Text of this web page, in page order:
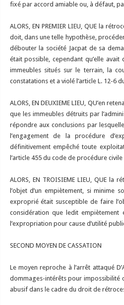
fixé par accord amiable ou, à défaut,
ALORS, EN PREMIER LIEU, QUE la
doit, dans une telle hypothèse,
débouter la société Jacpat de sa
était possible, cependant qu’elle
immeubles situés sur le terrain, la
constatations et a violé l’article L. 12-6
ALORS, EN DEUXIEME LIEU, QU’en
que les immeubles détruits par
répondre aux conclusions par
l’engagement de la procédure
définitivement empêché toute
l’article 455 du code de procédure civile
ALORS, EN TROISIEME LIEU, QUE
l’objet d’un empiètement, si minime
exproprié était susceptible de faire
considération que ledit
l’expropriation pour cause d’utilité
SECOND MOYEN DE CASSATION
Le moyen reproche à l’arrêt attaqué
dommages-intérêts pour
abusif dans le cadre du droit de